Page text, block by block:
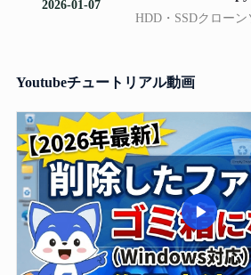
2026-01-07
Youtubeチュートリアル動画